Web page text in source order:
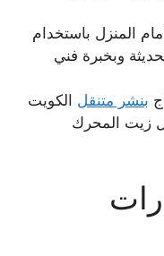
المنزل باستخدام
وبخبرة فني
بنشر متنقل الكويت
زيت المحرك